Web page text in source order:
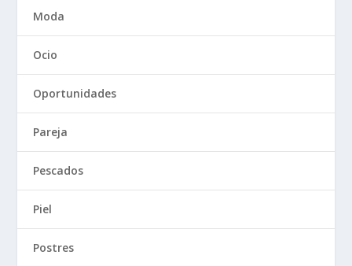
Moda
Ocio
Oportunidades
Pareja
Pescados
Piel
Postres